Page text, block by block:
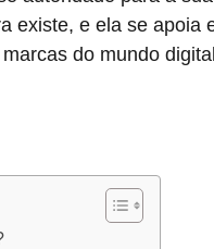
existe, e ela se apoia
do mundo